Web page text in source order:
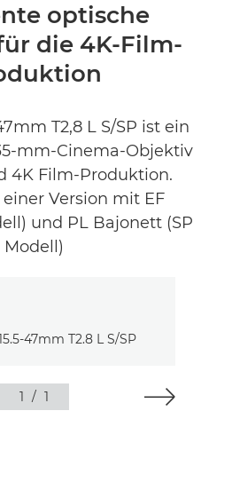
optische
die 4K-Film-
T2,8 L S/SP ist ein
mm-Cinema-Objektiv
4K Film-Produktion.
Version mit EF
und PL Bajonett (SP
Modell)
1 / 1